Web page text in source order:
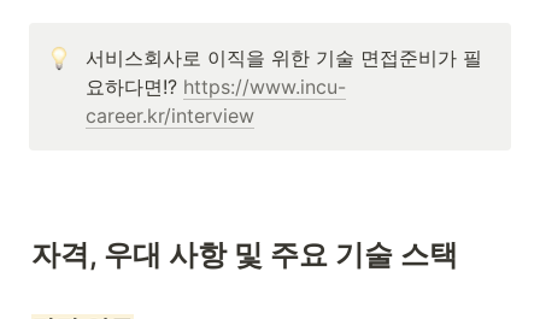
서비스회사로 이직을 위한 기술 면접준비가 필
요하다면!? https://www.incu-
career.kr/interview
자격, 우대 사항 및 주요 기술 스택